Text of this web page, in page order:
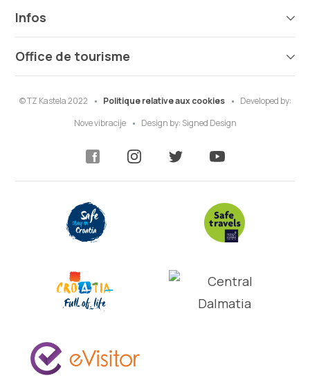
Infos
Office de tourisme
© TZ Kastela 2022 Politique relative aux cookies
Developed by:
Nove vibracije
Design by: Signed Design